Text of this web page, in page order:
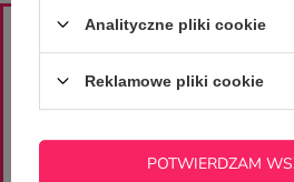
ZAJRZYJ NA
znajdziesz wiele ciekawych
Analityczne pliki cookie
Reklamowe pliki cookie
POTWIERDZAM